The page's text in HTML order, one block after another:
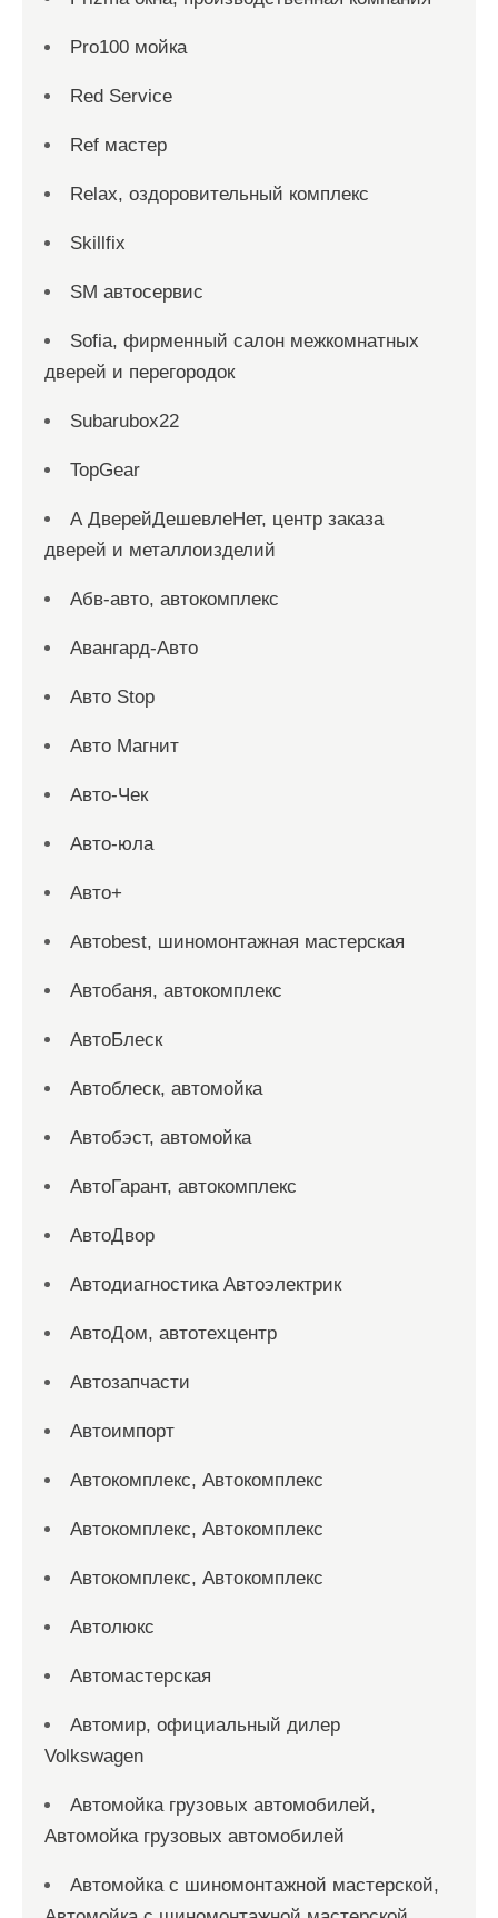
Pro100 мойка
Red Service
Ref мастер
Relax, оздоровительный комплекс
Skillfix
SM автосервис
Sofia, фирменный салон межкомнатных
дверей и перегородок
Subarubox22
TopGear
А ДверейДешевлеНет, центр заказа
дверей и металлоизделий
Абв-авто, автокомплекс
Авангард-Авто
Авто Stop
Авто Магнит
Авто-Чек
Авто-юла
Авто+
Автоbest, шиномонтажная мастерская
Автобаня, автокомплекс
АвтоБлеск
Автоблеск, автомойка
Автобэст, автомойка
АвтоГарант, автокомплекс
АвтоДвор
Автодиагностика Автоэлектрик
АвтоДом, автотехцентр
Автозапчасти
Автоимпорт
Автокомплекс, Автокомплекс
Автокомплекс, Автокомплекс
Автокомплекс, Автокомплекс
Автолюкс
Автомастерская
Автомир, официальный дилер
Volkswagen
Автомойка грузовых автомобилей,
Автомойка грузовых автомобилей
Автомойка с шиномонтажной мастерской,